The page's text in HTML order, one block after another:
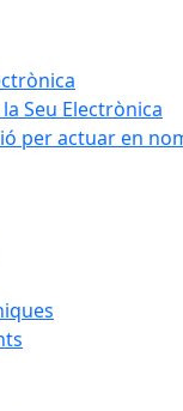
Seu Electrònica
per actuar en